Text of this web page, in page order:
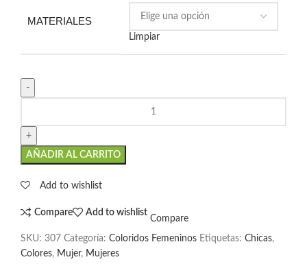
MATERIALES
Limpiar
AÑADIR AL CARRITO
Add to wishlist
Compare Add to wishlist
Compare
SKU: 307 Categoría: Coloridos Femeninos Etiquetas: Chicas,
Colores, Mujer, Mujeres